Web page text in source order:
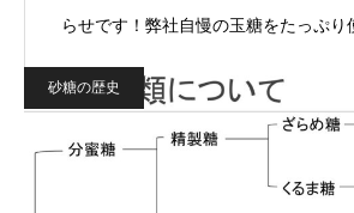
らせです！弊社自慢の玉糖をたっぷり
砂糖の歴史